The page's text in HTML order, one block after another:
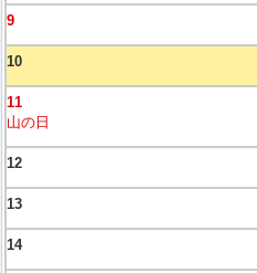
9
10
11
山の日
12
13
14